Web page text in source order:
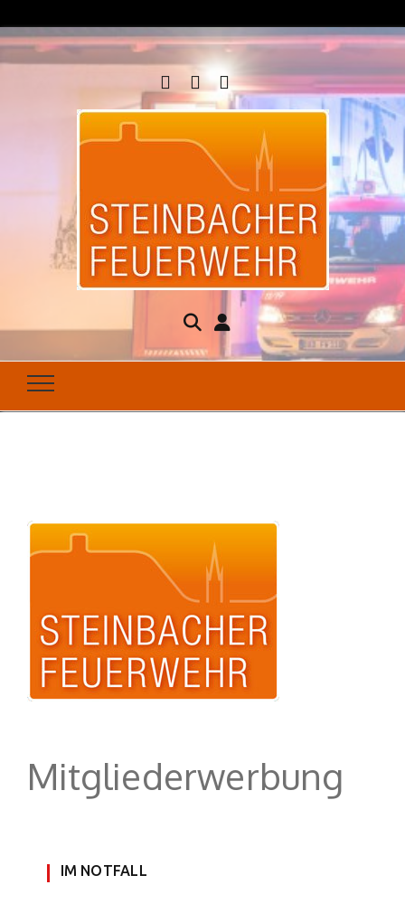
Steinbacher
Feuerwehr
Seit 1877 für Ihren Brandschutz da
Mitgliederwerbung
IM NOTFALL